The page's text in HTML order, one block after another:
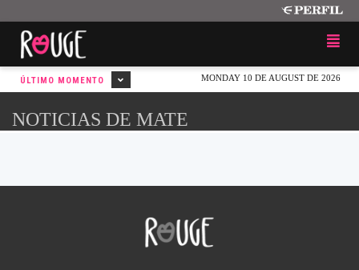
MONDAY 10 DE AUGUST DE 2026
ÚLTIMO MOMENTO
NOTICIAS DE MATE